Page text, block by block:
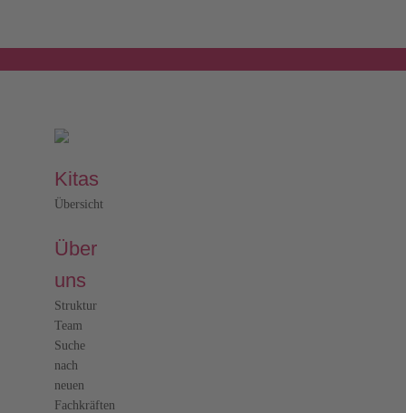
Kitas
Übersicht
Über
uns
Struktur
Team
Suche
nach
neuen
Fachkräften